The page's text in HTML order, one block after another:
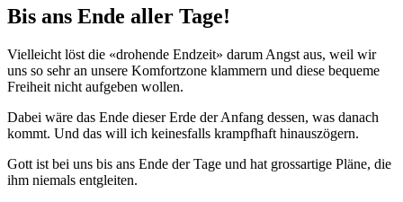
Bis ans Ende aller Tage!
Vielleicht löst die «drohende Endzeit» darum Angst aus, weil wir
uns so sehr an unsere Komfortzone klammern und diese bequeme
Freiheit nicht aufgeben wollen.
Dabei wäre das Ende dieser Erde der Anfang dessen, was danach
kommt. Und das will ich keinesfalls krampfhaft hinauszögern.
Gott ist bei uns bis ans Ende der Tage und hat grossartige Pläne, die
ihm niemals entgleiten.